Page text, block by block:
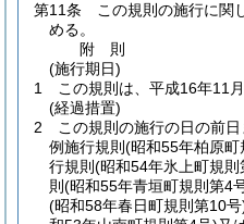
第11条
この規則の施行に関
める。
附 則
(施行期日)
1
この規則は、平成16年11
(経過措置)
2
この規則の施行の日の前
例施行規則 (昭和55年柏原町
行規則 (昭和54年氷上町規則
則 (昭和55年青垣町規則第4
(昭和58年春日町規則第10号